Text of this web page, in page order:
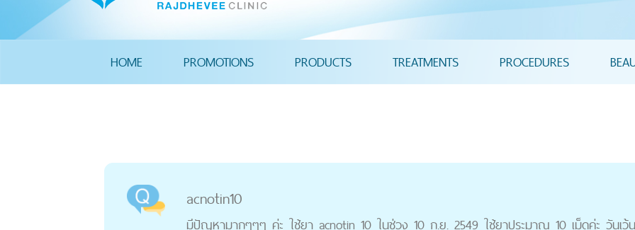
HOME PROMOTIONS PRODUCTS TREATMENTS PROCEDURES
acnotin10
มีปัญหามากๆๆๆ ค่ะ ใช้ยา acnotin 10 ในช่วง 10 ก.ย. 2549 ใช้ยาประมาณ 10 เม็ดค่ะ วันเว้